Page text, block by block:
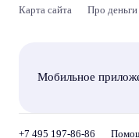
Карта сайта Про деньги
Мобильное
+7 495 197-86-86